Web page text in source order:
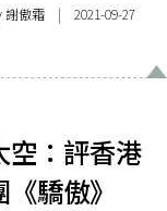
傲霜 | 2021-09-27
空：評香港
驕傲》